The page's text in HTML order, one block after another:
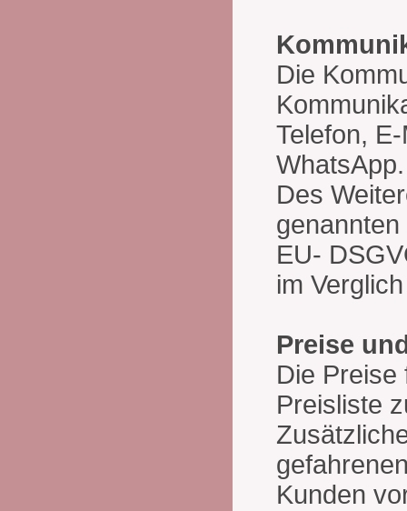
Die
Telefon,
WhatsApp.
Des
EU-
im
Preise
Die Preise
Preisliste
Kunden